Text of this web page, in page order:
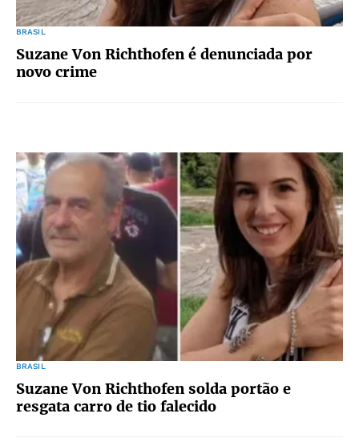
BRASIL
Suzane Von Richthofen é denunciada por
novo crime
BRASIL
Suzane Von Richthofen solda portão e
resgata carro de tio falecido